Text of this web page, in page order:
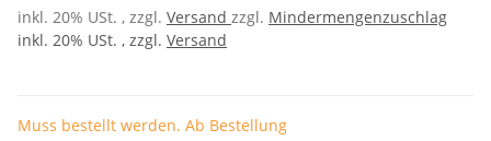
inkl. 20% USt. , zzgl. Versand zzgl. Mindermengenzuschlag
inkl. 20% USt. , zzgl. Versand
Muss bestellt werden. Ab Bestellung